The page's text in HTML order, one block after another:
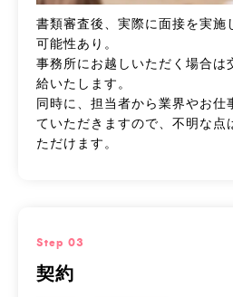
書類審査後、実際に面接を実施
可能性あり。
事務所にお越しいただく場合は
給いたします。
同時に、担当者から業界やお仕
ていただきますので、不明な点
ただけます。
Step 03
契約